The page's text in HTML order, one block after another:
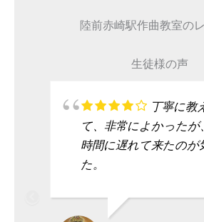
陸前赤崎駅作曲教室の
生徒様の声
丁寧に教
て、非常によかったが
時間に遅れて来たのが
た。